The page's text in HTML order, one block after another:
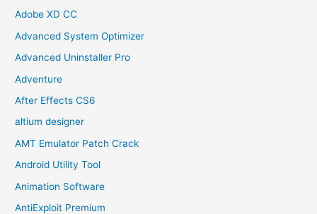
Adobe XD CC
Advanced System Optimizer
Advanced Uninstaller Pro
Adventure
After Effects CS6
altium designer
AMT Emulator Patch Crack
Android Utility Tool
Animation Software
AntiExploit Premium